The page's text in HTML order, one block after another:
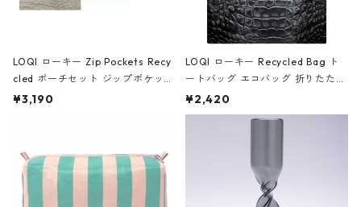
LOQI ローキー Zip Pockets Recy
cled ポーチセット ジップポケット
ファスナーポーチ 撥水加工 トラベ
ーガンディー、オフホワイト
¥3,190
LOQI ローキー Recycled Bag ト
ートバッグ エコバッグ 折りたたみ
大きめ 撥水加工 収納ポーチ CRO
CODILE/Black クロコダイル/ブラ
¥2,420